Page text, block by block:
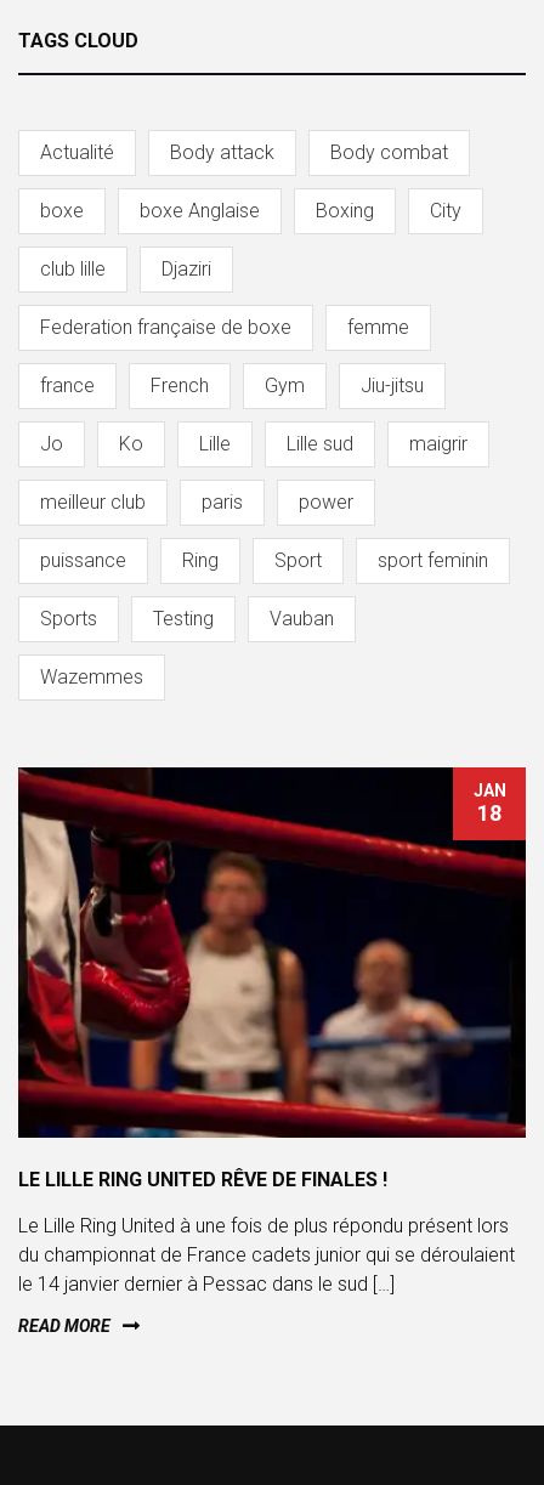
TAGS CLOUD
Actualité Body attack Body combat
boxe boxe Anglaise Boxing City
club lille Djaziri
Federation française de boxe femme
france French Gym Jiu-jitsu
Jo Ko Lille Lille sud maigrir
meilleur club paris power
puissance Ring Sport sport feminin
Sports Testing Vauban
Wazemmes
JAN
18
LE LILLE RING UNITED RÊVE DE FINALES !
Le Lille Ring United à une fois de plus répondu présent lors
du championnat de France cadets junior qui se déroulaient
le 14 janvier dernier à Pessac dans le sud […]
READ MORE